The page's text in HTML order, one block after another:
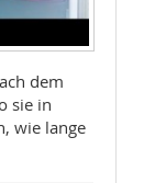
dem
sie in
wie lange